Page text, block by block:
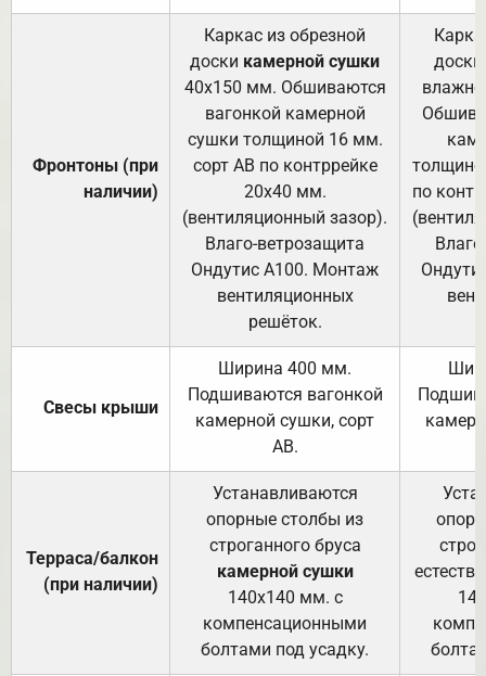
Фронтоны (при
наличии)
Каркас из обрезной
доски камерной сушки
40х150 мм. Обшиваются
вагонкой камерной
сушки толщиной 16 мм.
сорт АВ по контррейке
20х40 мм.
(вентиляционный зазор).
Влаго-ветрозащита
Ондутис А100. Монтаж
вентиляционных
решёток.
доски
по
Свесы крыши
Ширина 400 мм.
Подшиваются вагонкой
камерной сушки, сорт
АВ.
Терраса/балкон
(при наличии)
Устанавливаются
опорные столбы из
строганного бруса
камерной сушки
140х140 мм. с
компенсационными
болтами под усадку.